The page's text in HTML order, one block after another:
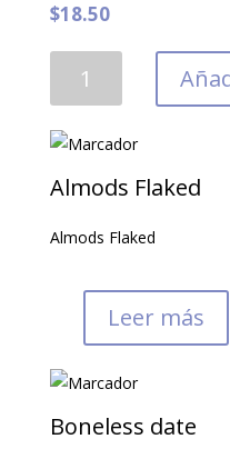
$18.50
fileteadas
Almods Flaked
Almods Flaked
Leer más
Boneless date